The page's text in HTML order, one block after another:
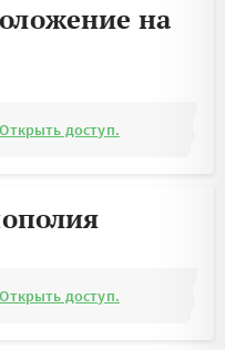
на
Открыть доступ.
Открыть доступ.